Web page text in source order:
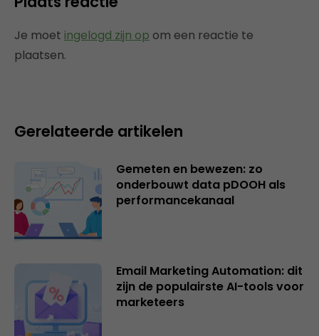
Je moet ingelogd zijn op om een reactie te
plaatsen.
Gerelateerde artikelen
Gemeten en bewezen: zo
onderbouwt data pDOOH als
performancekanaal
Email Marketing Automation: dit
zijn de populairste AI-tools voor
marketeers